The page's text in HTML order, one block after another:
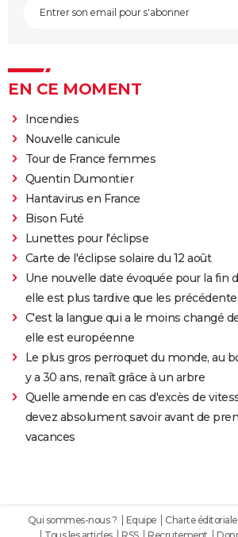
EN CE MOMENT
Incendies
Nouvelle canicule
Tour de France femmes
Quentin Dumontier
Hantavirus en France
Bison Futé
Lunettes pour l'éclipse
Carte de l'éclipse solaire du 12 août
Une nouvelle date évoquée pour la fin
elle est plus tardive que les
C'est la langue qui a le moins changé
elle est européenne
Le plus gros perroquet du monde, au
y a 30 ans, renaît grâce à un arbre
Quelle amende en cas d'excès de
devez absolument savoir avant de
vacances
Qui sommes-nous ? Equipe Charte éditoriale